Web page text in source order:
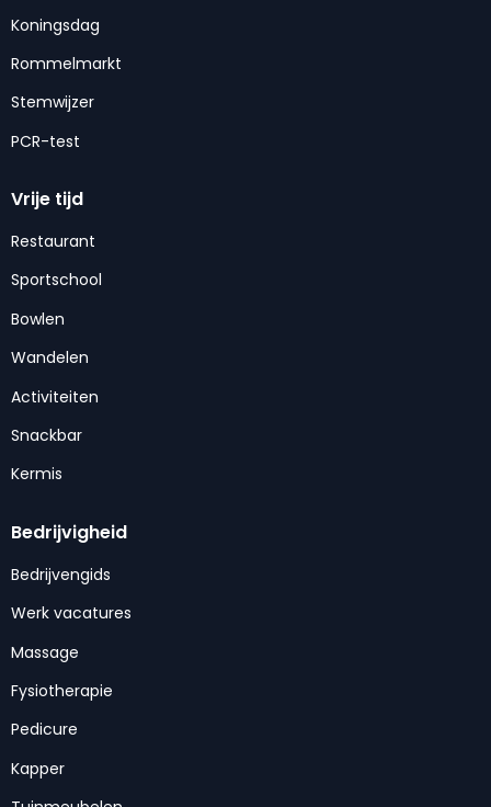
Koningsdag
Rommelmarkt
Stemwijzer
PCR-test
Vrije tijd
Restaurant
Sportschool
Bowlen
Wandelen
Activiteiten
Snackbar
Kermis
Bedrijvigheid
Bedrijvengids
Werk vacatures
Massage
Fysiotherapie
Pedicure
Kapper